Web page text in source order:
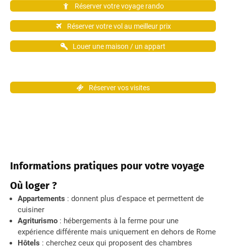
Réserver votre voyage rando
Réserver votre vol au meilleur prix
Louer une maison / un appart
Réserver vos visites
Informations pratiques pour votre voyage
Où loger ?
Appartements : donnent plus d'espace et permettent de
cuisiner
Agriturismo : hébergements à la ferme pour une
expérience différente mais uniquement en dehors de Rome
Hôtels : cherchez ceux qui proposent des chambres